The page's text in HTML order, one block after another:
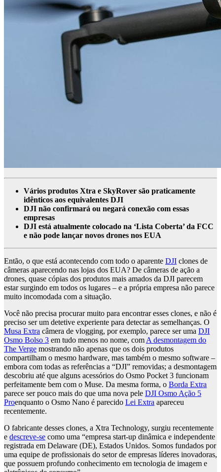
Vários produtos Xtra e SkyRover são praticamente
idênticos aos equivalentes DJI
DJI não confirmará ou negará conexão com essas
empresas
DJI está atualmente colocado na ‘Lista Coberta’ da FCC
e não pode lançar novos drones nos EUA
Então, o que está acontecendo com todo o aparente DJI clones de
câmeras aparecendo nas lojas dos EUA? De câmeras de ação a
drones, quase cópias dos produtos mais amados da DJI parecem
estar surgindo em todos os lugares – e a própria empresa não parece
muito incomodada com a situação.
Você não precisa procurar muito para encontrar esses clones, e não é
preciso ser um detetive experiente para detectar as semelhanças. O
Musa Extra câmera de vlogging, por exemplo, parece ser uma DJI
Osmo Bolso 3 em tudo menos no nome, comA desmontagem do
The Verge mostrando não apenas que os dois produtos
compartilham o mesmo hardware, mas também o mesmo software –
embora com todas as referências a “DJI” removidas; a desmontagem
descobriu até que alguns acessórios do Osmo Pocket 3 funcionam
perfeitamente bem com o Muse. Da mesma forma, o Borda Extra
parece ser pouco mais do que uma nova pele DJI Osmo Ação 5
Proenquanto o Osmo Nano é parecido Lei Extra apareceu
recentemente.
O fabricante desses clones, a Xtra Technology, surgiu recentemente
e descreve-se como uma “empresa start-up dinâmica e independente
registrada em Delaware (DE), Estados Unidos. Somos fundados por
uma equipe de profissionais do setor de empresas líderes inovadoras,
que possuem profundo conhecimento em tecnologia de imagem e